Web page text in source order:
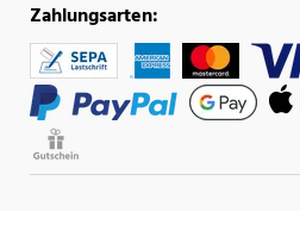
Zahlungsarten: